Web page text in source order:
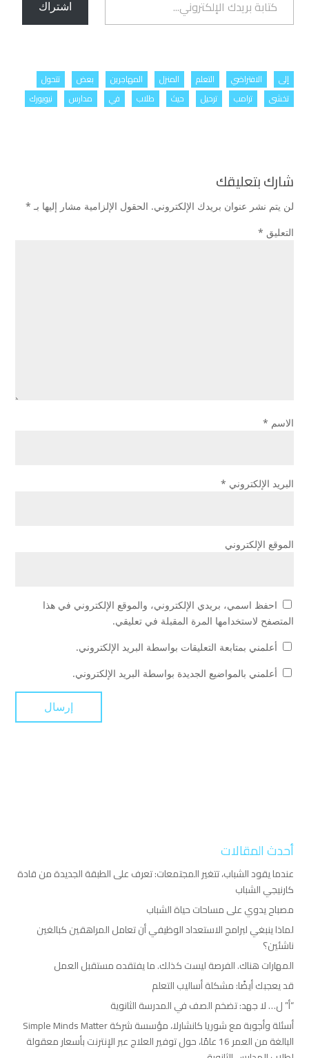
اشتراك
إلى الافتراضي التعلم المنزل المهاجرين بعض
تتحول
تخشى
ترامب ترحيل حيث طلاب في مدارس نيويورك
شارك بتعليقك
لن يتم نشر عنوان بريدك الإلكتروني. الحقول الإلزامية مشار إليها بـ *
التعليق *
الاسم *
البريد الإلكتروني *
الموقع الإلكتروني
احفظ اسمي، بريدي الإلكتروني، والموقع الإلكتروني في هذا
المتصفح لاستخدامها المرة المقبلة في تعليقي.
أعلمني بمتابعة التعليقات بواسطة البريد الإلكتروني.
أعلمني بالمواضيع الجديدة بواسطة البريد الإلكتروني.
أحدث المقالات
عندما يقود الشباب، تتغير المجتمعات: تعرف على الطبقة الجديدة من قادة
كارنيجي الشباب
مصباح يدوي على مساحات حياة الشباب
لماذا ينبغي لبرامج الاستعداد الوظيفي أن تعامل المراهقين كبالغين
ناشئين؟
المهارات هناك. الفرصة ليست كذلك. ما يفتقده مستقبل العمل
قد يعجبك أيضًا: مشكلة أساليب التعلم
“أ” ل… لا جهد: تضخم الصف في المدرسة الثانوية
أسئلة وأجوبة مع شوريا كانشارلا، مؤسسة شركة Simple Minds Matter
البالغة من العمر 16 عامًا، حول توفير العلاج عبر الإنترنت بأسعار معقولة